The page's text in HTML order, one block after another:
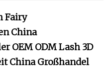
Fairy
China
OEM ODM Lash 3D
China Großhandel